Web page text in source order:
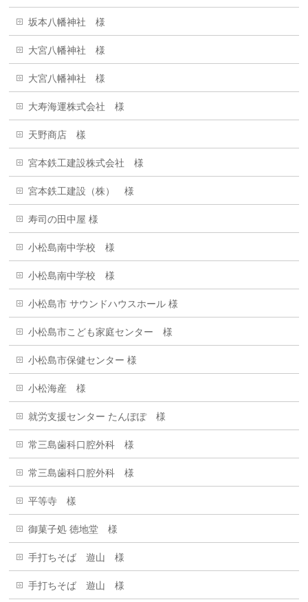
坂本八幡神社 様
大宮八幡神社 様
大宮八幡神社 様
大寿海運株式会社 様
天野商店 樣
宮本鉄工建設株式会社 様
宮本鉄工建設（株） 様
寿司の田中屋 様
小松島南中学校 様
小松島南中学校 様
小松島市 サウンドハウスホール 様
小松島市こども家庭センター 様
小松島市保健センター 様
小松海産 様
就労支援センター たんぽぽ 様
常三島歯科口腔外科 様
常三島歯科口腔外科 様
平等寺 樣
御菓子処 徳地堂 様
手打ちそば 遊山 様
手打ちそば 遊山 様